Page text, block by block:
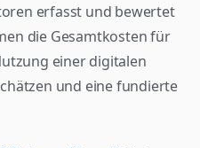
erfasst und bewertet
die Gesamtkosten für
einer digitalen
und eine fundierte